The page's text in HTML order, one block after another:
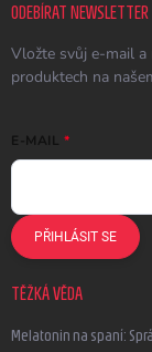
ODEBÍRAT NEWSLETTER
Vložte svůj e-mail a
produktech na
E-MAIL
PŘIHLÁSIT SE
TĚŽKÁ VĚDA
Melatonin na spaní: